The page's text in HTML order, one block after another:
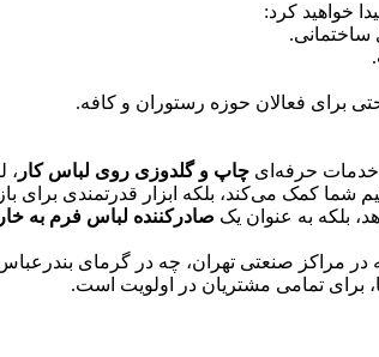
خواهید کرد:
ساختمانی.
برای فعالان حوزه رستوران و کافه.
خدمات حرفه‌ای چاپ و گلدوزی روی لباس کار ،
کمک می‌کند، بلکه ابزار قدرتمندی برای
بلکه به عنوان یک صادرکننده لباس فرم به
در مراکز صنعتی تهران، چه در گرمای
تمامی مشتریان در اولویت است.